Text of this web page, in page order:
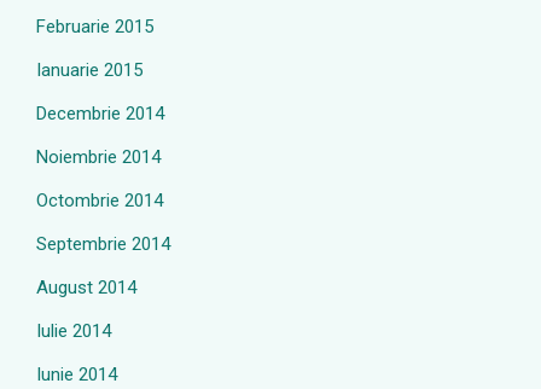
Februarie 2015
Ianuarie 2015
Decembrie 2014
Noiembrie 2014
Octombrie 2014
Septembrie 2014
August 2014
Iulie 2014
Iunie 2014